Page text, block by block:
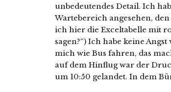
unbedeutendes Detail. Ich
Wartebereich angesehen,
ich hier die Exceltabelle mit
sagen?“) Ich habe keine
mich wie Bus fahren, das
auf dem Hinflug war der
um 10:50 gelandet. In dem